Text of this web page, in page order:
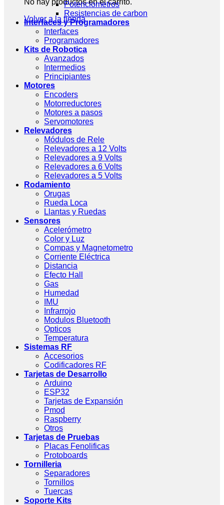
No hay productos en el carrito.
Volver a la tienda
Potenciometros
Resistencias de carbon
Interfaces y Programadores
Interfaces
Programadores
Kits de Robotica
Avanzados
Intermedios
Principiantes
Motores
Encoders
Motorreductores
Motores a pasos
Servomotores
Relevadores
Módulos de Rele
Relevadores a 12 Volts
Relevadores a 9 Volts
Relevadores a 6 Volts
Relevadores a 5 Volts
Rodamiento
Orugas
Rueda Loca
Llantas y Ruedas
Sensores
Acelerómetro
Color y Luz
Compas y Magnetometro
Corriente Eléctrica
Distancia
Efecto Hall
Gas
Humedad
IMU
Infrarrojo
Modulos Bluetooth
Opticos
Temperatura
Sistemas RF
Accesorios
Codificadores RF
Tarjetas de Desarrollo
Arduino
ESP32
Tarjetas de Expansión
Pmod
Raspberry
Otros
Tarjetas de Pruebas
Placas Fenolificas
Protoboards
Tornilleria
Separadores
Tornillos
Tuercas
Soporte Kits